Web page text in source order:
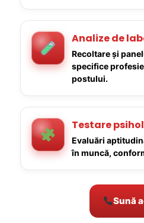
Analize de
Recoltare și
specifice
postului.
Testare
Evaluări
în muncă,
Sună